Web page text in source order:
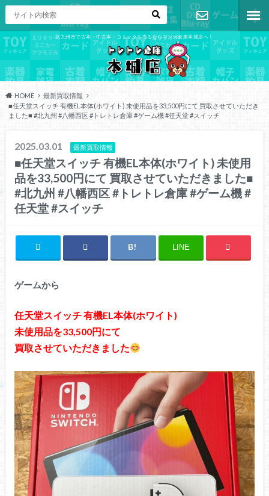
北九州市で古本・中古本・コミックを売るならマンガ倉庫本城店へ！
お問い合わ
せ
HOME
最新買取情報
■任天堂スイッチ 有機EL本体(ホワイト) 未使用品を33,500円にて 買取させていただき
ました■ #北九州 #八幡西区 #トレトレ倉庫 #ゲーム機 #任天堂 #スイッチ
2025.03.01 最新買取情報
■任天堂スイッチ 有機EL本体(ホワイト) 未使用
品を33,500円にて 買取させていただきました■
#北九州 #八幡西区 #トレトレ倉庫 #ゲーム機 #
任天堂 #スイッチ
LINE
ゲームから
任天堂スイッチ 有機EL本体(ホワイト)
未使用品を33,500円にて
買取させていただきました